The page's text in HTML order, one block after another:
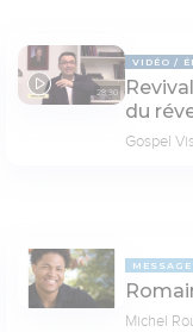
28:30
VIDÉO
du
Gospel
MESSAGE
Michel